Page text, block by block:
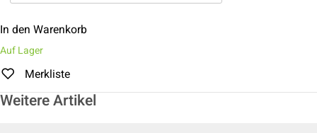
In den Warenkorb
Auf Lager
Merkliste
Weitere Artikel